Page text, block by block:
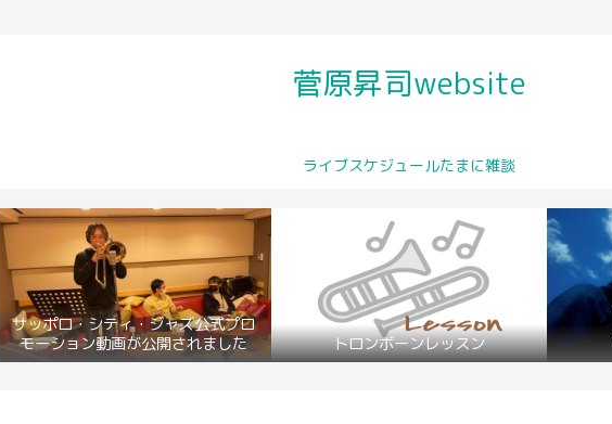
菅原昇司website
ライブスケジュールたまに雑談
サッポロ・シティ・ジャズ公式プロ
モーション動画が公開されました
トロンボーンレッスン